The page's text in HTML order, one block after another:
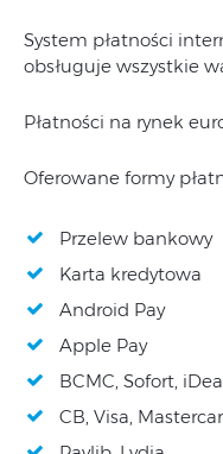
System płatności
obsługuje wszystkie
Płatności na rynek
Oferowane formy
Przelew bankowy
Karta kredytowa
Android Pay
Apple Pay
BCMC, Sofort,
CB, Visa,